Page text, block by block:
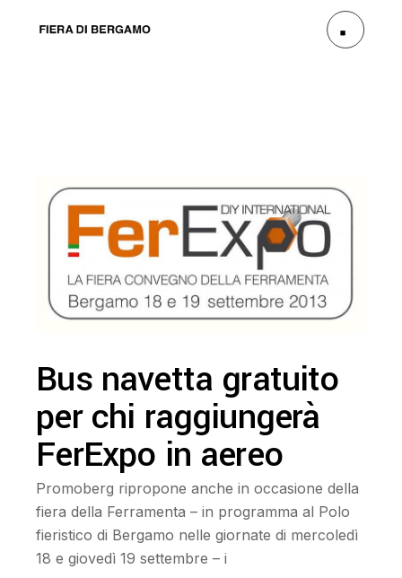
Bus navetta gratuito
per chi raggiungerà
FerExpo in aereo
Promoberg ripropone anche in occasione della
fiera della Ferramenta – in programma al Polo
fieristico di Bergamo nelle giornate di mercoledì
18 e giovedì 19 settembre – i